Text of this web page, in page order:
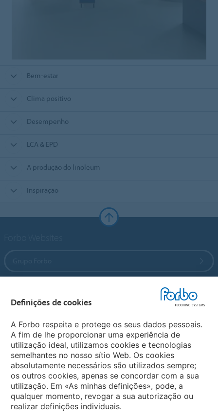
Bem-estar
Clima positivo
Desempenho
LCA & EPD
A produção do linoleum
Inspiração
Sites Forbo
Selecione o país
Definições de cookies
A Forbo respeita e protege os seus dados pessoais.
A fim de lhe proporcionar uma experiência de
utilização ideal, utilizamos cookies e tecnologias
semelhantes no nosso sítio Web. Os cookies
absolutamente necessários são utilizados sempre;
os outros cookies, apenas se concordar com a sua
utilização. Em «As minhas definições», pode, a
qualquer momento, revogar a sua autorização ou
realizar definições individuais.